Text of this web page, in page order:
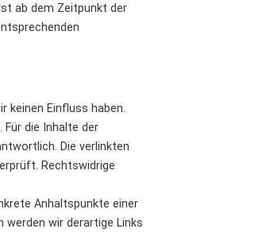
ab dem Zeitpunkt der
keinen Einfluss haben.
Für die Inhalte der
Die verlinkten
Rechtswidrige
Anhaltspunkte einer
werden wir derartige Links